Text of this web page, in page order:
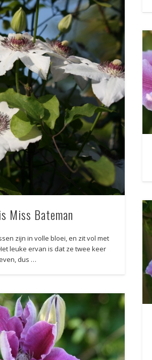
Miss Bateman
zijn in volle bloei, en zit vol met
leuke ervan is dat ze twee keer
dus …